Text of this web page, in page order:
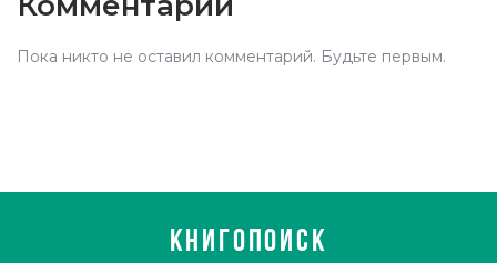
Пока никто не оставил комментарий. Будьте первым.
КНИГОПОИСК